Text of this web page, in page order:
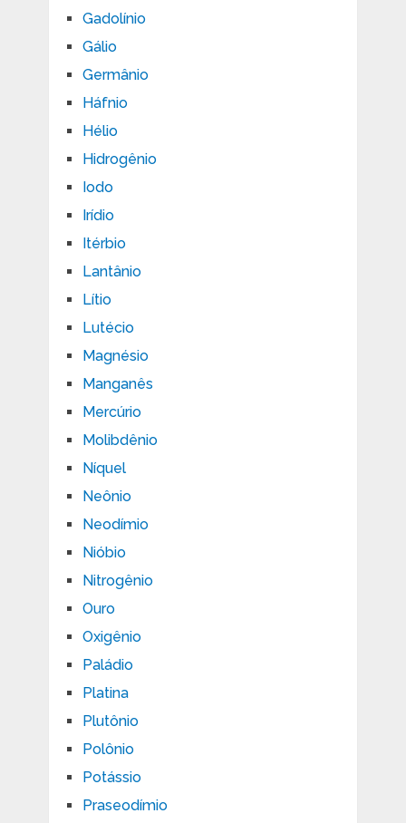
Gadolínio
Gálio
Germânio
Háfnio
Hélio
Hidrogênio
Iodo
Irídio
Itérbio
Lantânio
Lítio
Lutécio
Magnésio
Manganês
Mercúrio
Molibdênio
Níquel
Neônio
Neodímio
Nióbio
Nitrogênio
Ouro
Oxigênio
Paládio
Platina
Plutônio
Polônio
Potássio
Praseodímio